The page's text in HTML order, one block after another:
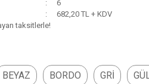
6
682,20 TL + KDV
taksitlerle!
BEYAZ BORDO GRİ